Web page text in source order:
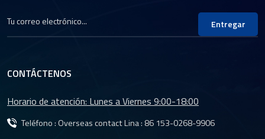
Entregar
CONTÁCTENOS
Horario de atención: Lunes a Viernes 9:00-18:00
Teléfono : Overseas contact Lina : 86 153-0268-9906